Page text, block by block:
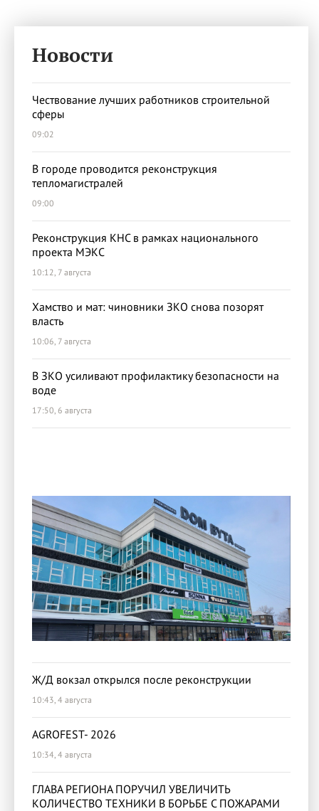
Новости
Чествование лучших работников строительной
сферы
09:02
В городе проводится реконструкция
тепломагистралей
09:00
Реконструкция КНС в рамках национального
проекта МЭКС
10:12, 7 августа
Хамство и мат: чиновники ЗКО снова позорят
власть
10:06, 7 августа
В ЗКО усиливают профилактику безопасности на
воде
17:50, 6 августа
Ж/Д вокзал открылся после реконструкции
10:43, 4 августа
AGROFEST- 2026
10:34, 4 августа
ГЛАВА РЕГИОНА ПОРУЧИЛ УВЕЛИЧИТЬ
КОЛИЧЕСТВО ТЕХНИКИ В БОРЬБЕ С ПОЖАРАМИ